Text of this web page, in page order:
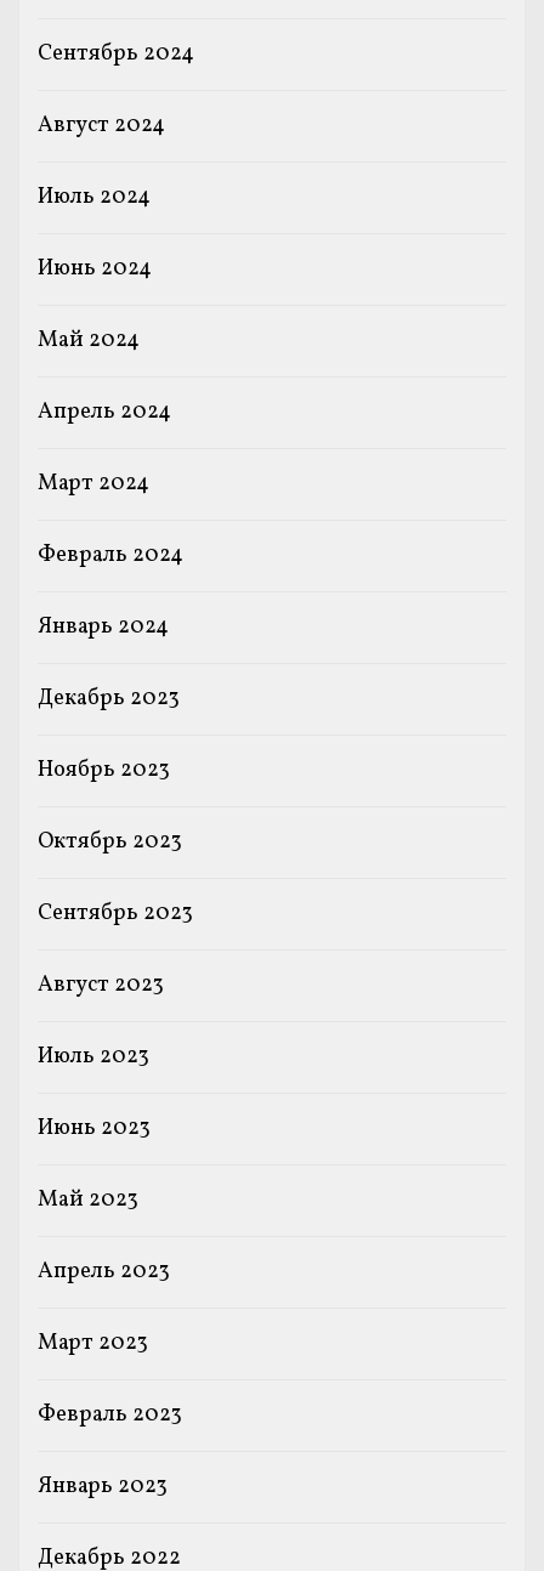
Сентябрь 2024
Август 2024
Июль 2024
Июнь 2024
Май 2024
Апрель 2024
Март 2024
Февраль 2024
Январь 2024
Декабрь 2023
Ноябрь 2023
Октябрь 2023
Сентябрь 2023
Август 2023
Июль 2023
Июнь 2023
Май 2023
Апрель 2023
Март 2023
Февраль 2023
Январь 2023
Декабрь 2022